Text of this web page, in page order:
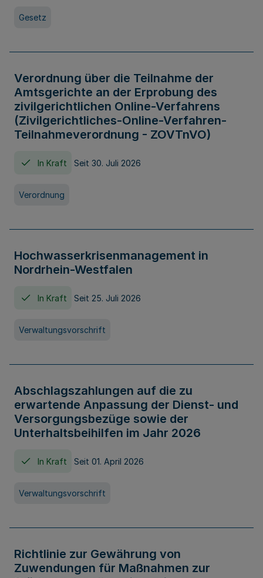
Gesetz
Verordnung über die Teilnahme der
Amtsgerichte an der Erprobung des
zivilgerichtlichen Online-Verfahrens
(Zivilgerichtliches-Online-Verfahren-
Teilnahmeverordnung - ZOVTnVO)
In Kraft Seit 30. Juli 2026
Verordnung
Hochwasserkrisenmanagement in
Nordrhein-Westfalen
In Kraft Seit 25. Juli 2026
Verwaltungsvorschrift
Abschlagszahlungen auf die zu
erwartende Anpassung der Dienst- und
Versorgungsbezüge sowie der
Unterhaltsbeihilfen im Jahr 2026
In Kraft Seit 01. April 2026
Verwaltungsvorschrift
Richtlinie zur Gewährung von
Zuwendungen für Maßnahmen zur